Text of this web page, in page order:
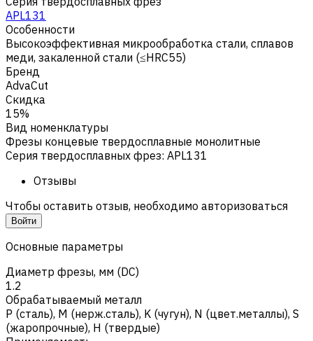
APL131
Особенности
Высокоэффективная микрообработка стали, сплавов
меди, закаленной стали (≤HRC55)
Бренд
AdvaCut
Скидка
15%
Вид номенклатуры
Фрезы концевые твердосплавные монолитные
Серия твердосплавных фрез: APL131
Отзывы
Чтобы оставить отзыв, необходимо авторизоваться
Войти
Основные параметры
Диаметр фрезы, мм (DC)
1.2
Обрабатываемый металл
Р (сталь), M (нерж.сталь), K (чугун), N (цвет.металлы), S
(жаропрочные), H (твердые)